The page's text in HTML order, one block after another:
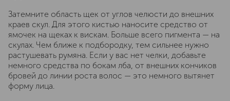
Затемните область щек от углов челюсти до внешних
краев скул. Для этого кистью наносите средство от
ямочек на щеках к вискам. Больше всего пигмента — на
скулах. Чем ближе к подбородку, тем сильнее нужно
растушевать румяна. Если у вас нет челки, добавьте
немного средства по бокам лба, от внешних кончиков
бровей до линии роста волос — это немного вытянет
форму лица.